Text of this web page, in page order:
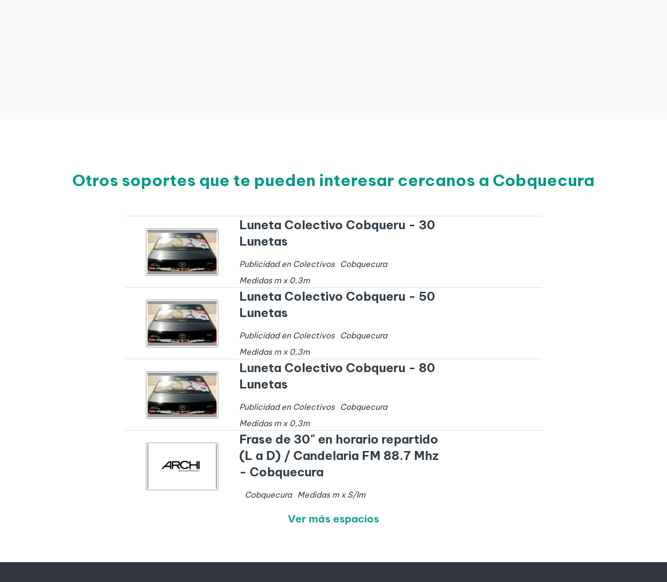
Otros soportes que te pueden interesar cercanos a Cobquecura
Luneta Colectivo Cobqueru - 30
Lunetas
Publicidad en Colectivos
Cobquecura
Medidas m x 0,3m
Luneta Colectivo Cobqueru - 50
Lunetas
Publicidad en Colectivos
Cobquecura
Medidas m x 0,3m
Luneta Colectivo Cobqueru - 80
Lunetas
Publicidad en Colectivos
Cobquecura
Medidas m x 0,3m
Frase de 30" en horario repartido
(L a D) / Candelaria FM 88.7 Mhz
- Cobquecura
Cobquecura Medidas m x S/Im
Ver más espacios